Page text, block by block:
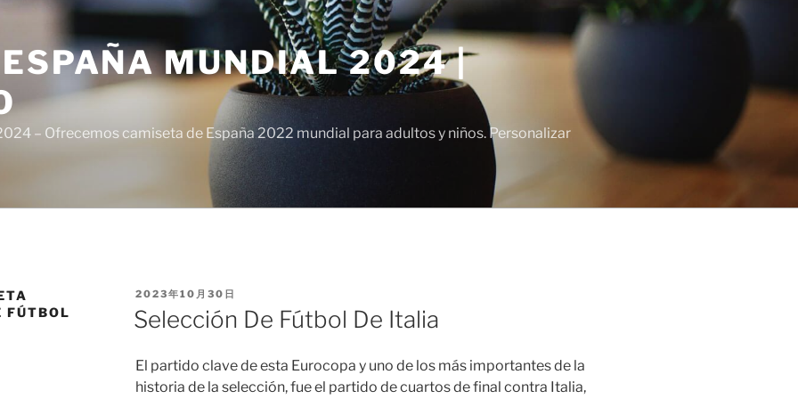
MUNDIAL 2024 |
– Ofrecemos camiseta de España 2022 mundial para adultos y niños. Personalizar
FÚTBOL
PUBLICADO
EL
2023年10月30日
Selección De Fútbol De Italia
El partido clave de esta Eurocopa y uno de los más importantes de la
historia de la selección, fue el partido de cuartos de final contra Italia,